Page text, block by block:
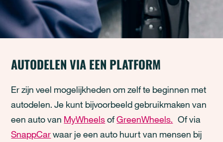
AUTODELEN VIA EEN PLATFORM
Er zijn veel mogelijkheden om zelf te beginnen met
autodelen. Je kunt bijvoorbeeld gebruikmaken van
een auto van MyWheelsofGreenWheels. Of via
SnappCarwaar je een auto huurt van mensen bij